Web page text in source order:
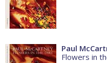
Paul
Flowers in